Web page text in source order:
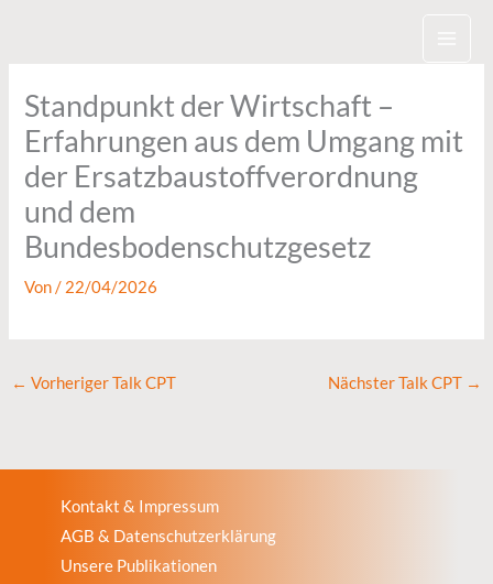
Standpunkt der Wirtschaft –
Erfahrungen aus dem Umgang mit
der Ersatzbaustoffverordnung
und dem
Bundesbodenschutzgesetz
Von/ 22/04/2026
← Vorheriger Talk CPT Nächster Talk CPT →
Kontakt & Impressum
AGB & Datenschutzerklärung
Unsere Publikationen